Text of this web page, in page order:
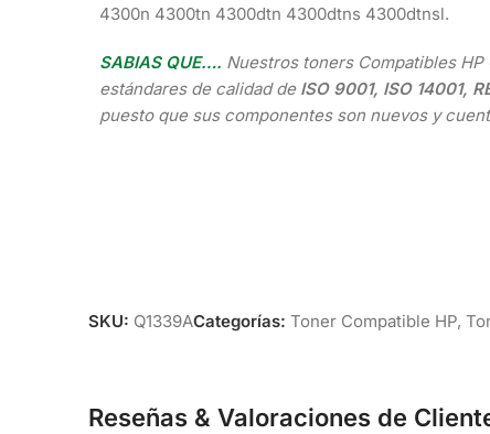
4300n 4300tn 4300dtn 4300dtns 4300dtnsl.
SABIAS QUE…. Nuestros toners Compatibles HP
estándares de calidad de ISO 9001, ISO 14001,
puesto que sus componentes son nuevos y
SKU: Q1339ACategorías: Toner Compatible HP,
Reseñas & Valoraciones de